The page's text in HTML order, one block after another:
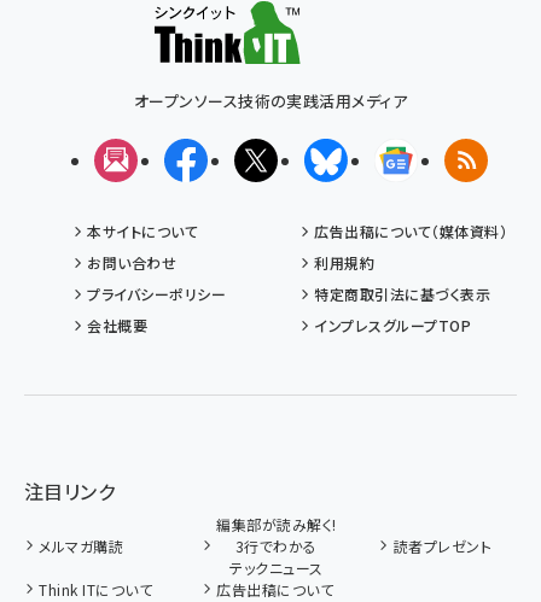
オープンソース技術の実践活用メディア
メルマガFacebookX(エックス)BlueskyGoogleニュ
RSS
本サイトについて
広告出稿について（媒体資料）
お問い合わせ
利用規約
プライバシーポリシー
特定商取引法に基づく表示
会社概要
インプレスグループTOP
注目リンク
メルマガ購読
編集部が読み解く!
3行でわかる
テックニュース
読者プレゼント
Think ITについて 広告出稿について